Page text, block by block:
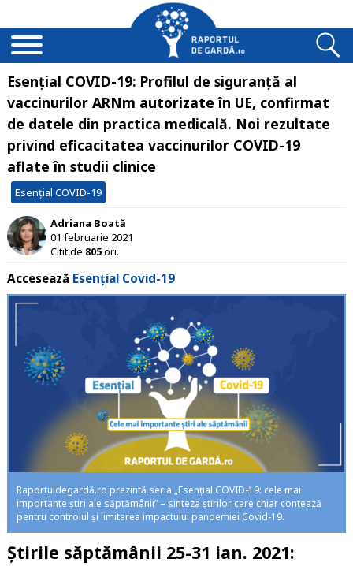
Esențial COVID-19: Profilul de siguranță al
vaccinurilor ARNm autorizate în UE, confirmat
de datele din practica medicală. Noi rezultate
privind eficacitatea vaccinurilor COVID-19
aflate în studii clinice
Esențial COVID-19
Adriana Boată
01 februarie 2021
Citit de 805ori.
Accesează Esențial Covid-19
Raportuldegardă.ro prezintă seria „Esențial COVID-19: cele mai
importante știri ale săptămânii” – sinteza știrilor care chiar contează
pentru controlul și limitarea impactului pandemiei Covid-19.
Știrile săptămânii 25-31 ian. 2021: